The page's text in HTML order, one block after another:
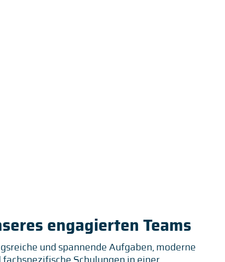
engagierten Teams
und spannende Aufgaben, moderne